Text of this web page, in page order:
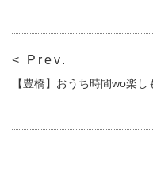
< Prev.
【豊橋】おうち時間wo楽